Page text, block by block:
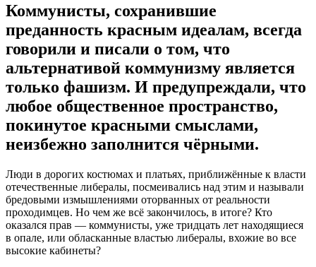
Коммунисты, сохранившие
преданность красным идеалам, всегда
говорили и писали о том, что
альтернативой коммунизму является
только фашизм. И предупреждали, что
любое общественное пространство,
покинутое красными смыслами,
неизбежно заполнится чёрными.
Люди в дорогих костюмах и платьях, приближённые к власти
отечественные либералы, посмеивались над этим и называли
бредовыми измышлениями оторванных от реальности
проходимцев. Но чем же всё закончилось, в итоге? Кто
оказался прав — коммунисты, уже тридцать лет находящиеся
в опале, или обласканные властью либералы, вхожие во все
высокие кабинеты?